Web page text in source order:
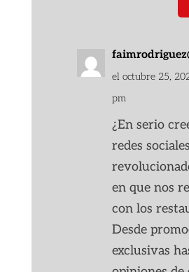
el octubre 25,
pm
¿En serio
redes
en que nos
con los
Desde
exclusivas